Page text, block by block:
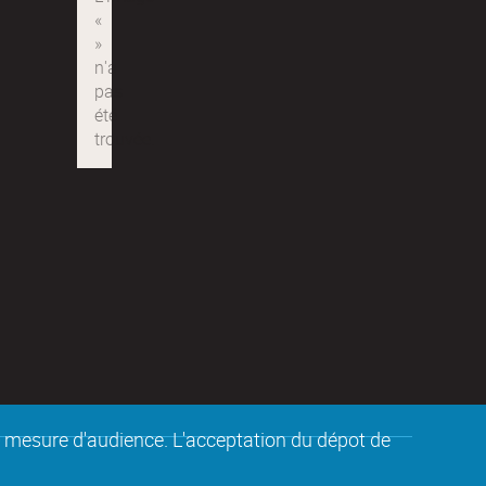
d'audience. L'acceptation du dépot de